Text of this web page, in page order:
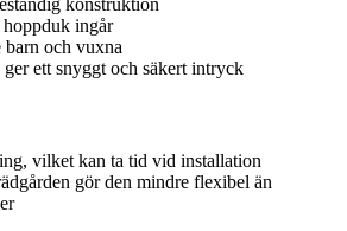
konstruktion
hoppduk ingår
och vuxna
ett snyggt och säkert intryck
vilket kan ta tid vid installation
gör den mindre flexibel än